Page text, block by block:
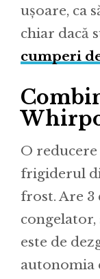
ușoare, ca
chiar dacă
cumperi
O reducere
frigiderul
frost. Are
este de
autonomia